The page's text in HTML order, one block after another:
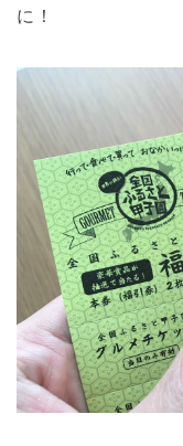
に！